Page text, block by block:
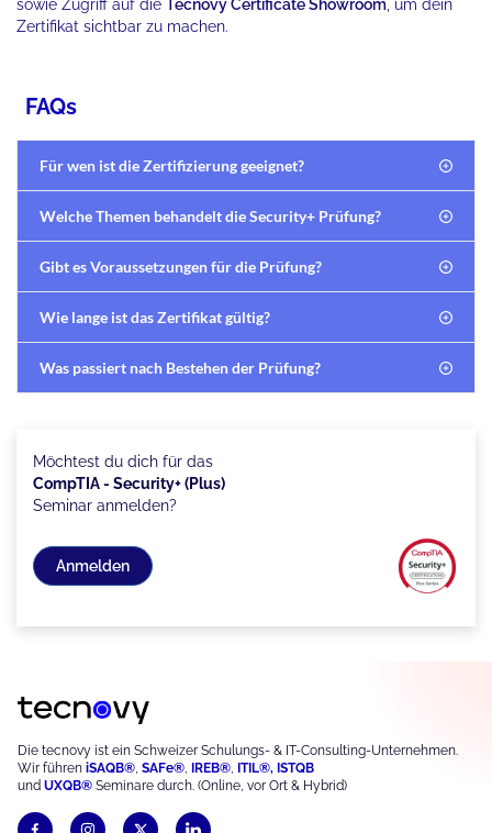
sowie Zugriff auf die Tecnovy Certificate Showroom , um dein
Zertifikat sichtbar zu machen.
FAQs
Für wen ist die Zertifizierung geeignet?
Welche Themen behandelt die Security+ Prüfung?
Gibt es Voraussetzungen für die Prüfung?
Wie lange ist das Zertifikat gültig?
Was passiert nach Bestehen der Prüfung?
Möchtest du dich für das
CompTIA - Security+ (Plus)
Seminar anmelden?
Anmelden
Die tecnovy ist ein Schweizer Schulungs- & IT-Consulting-Unternehmen.
Wir führen iSAQB®, SAFe®, IREB®, ITIL®, ISTQB
und UXQB® Seminare durch. (Online, vor Ort & Hybrid)